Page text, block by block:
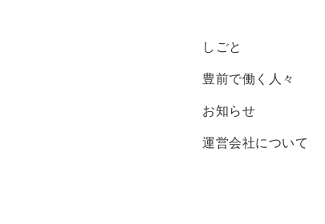
しごと
豊前で働く人々
お知らせ
運営会社について